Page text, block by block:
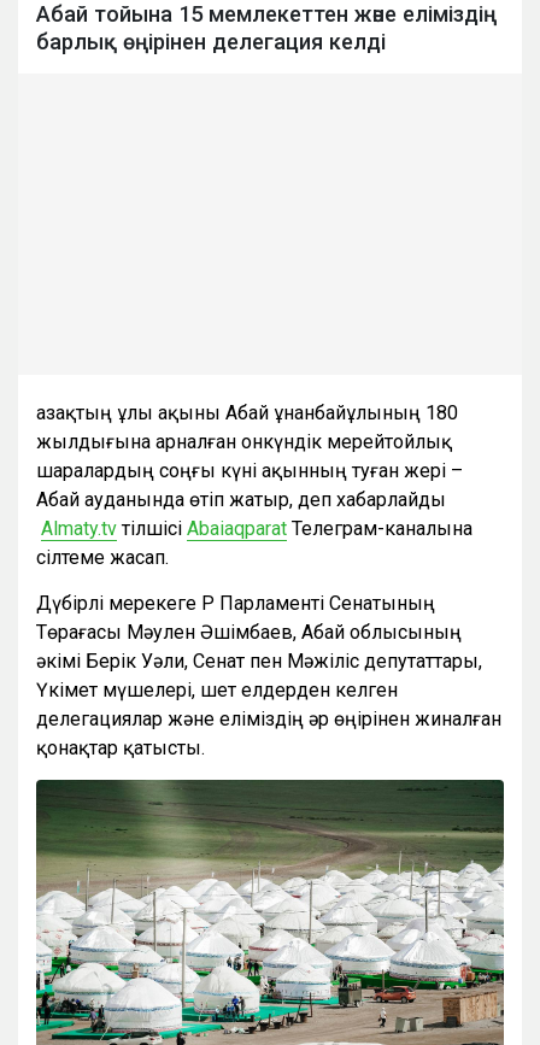
Абай тойына 15 мемлекеттен және еліміздің
барлық өңірінен делегация келді
Қазақтың ұлы ақыны Абай Құнанбайұлының 180
жылдығына арналған онкүндік мерейтойлық
шаралардың соңғы күні ақынның туған жері –
Абай ауданында өтіп жатыр, деп хабарлайды
Аlmaty.tvтілшісі Аbaiaqparat Телеграм-каналына
сілтеме жасап.
Дүбірлі мерекеге ҚР Парламенті Сенатының
Төрағасы Мәулен Әшімбаев, Абай облысының
әкімі Берік Уәли, Сенат пен Мәжіліс депутаттары,
Үкімет мүшелері, шет елдерден келген
делегациялар және еліміздің әр өңірінен жиналған
қонақтар қатысты.